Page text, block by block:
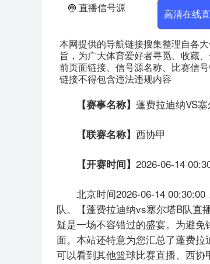
直播信号源 高清在线
本网提供的导航链接搜集整理自各
旨，为广大体育爱好者寻觅、收藏
前页面链接、信号源名称、比赛信
链接不得包含违法违规内容
【赛事名称】 蓬费拉迪纳VS
【联赛名称】 西协甲
【开赛时间】 2026-06-14
北京时间2026-06-14
队。【蓬费拉迪纳vs塞尔塔B队直
疑是一场不容错过的盛宴。为避
面。本站还特意为您汇总了蓬费
可以看到其他篮球比赛直播、西协